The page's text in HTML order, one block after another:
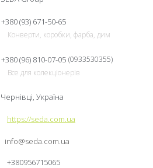
+380 (93) 671-50-65
Конверти, коробки, фарба, дим
+380 (96) 810-07-05 0933530355
Все для колекціонерів
Чернівці, Україна
https://seda.com.ua
info@seda.com.ua
+380956715065